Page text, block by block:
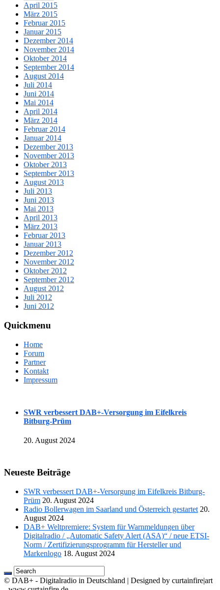
April 2015
März 2015
Februar 2015
Januar 2015
Dezember 2014
November 2014
Oktober 2014
September 2014
August 2014
Juli 2014
Juni 2014
Mai 2014
April 2014
März 2014
Februar 2014
Januar 2014
Dezember 2013
November 2013
Oktober 2013
September 2013
August 2013
Juli 2013
Juni 2013
Mai 2013
April 2013
März 2013
Februar 2013
Januar 2013
Dezember 2012
November 2012
Oktober 2012
September 2012
August 2012
Juli 2012
Juni 2012
Quickmenu
Home
Forum
Partner
Kontakt
Impressum
SWR verbessert DAB+-Versorgung im Eifelkreis
Bitburg-Prüm
20. August 2024
Neueste Beiträge
SWR verbessert DAB+-Versorgung im Eifelkreis Bitburg-
Prüm 20. August 2024
Radio Bollerwagen im Saarland und Österreich gestartet 20.
August 2024
DAB+ Weltpremiere: System für Warnmeldungen über
Digitalradio / „Automatic Safety Alert (ASA)“ / neue ETSI-
Norm / Zertifizierungsprogramm für Hersteller und
Markenlogo 18. August 2024
© DAB+ - Digitalradio in Deutschland | Designed by curtainfire|art